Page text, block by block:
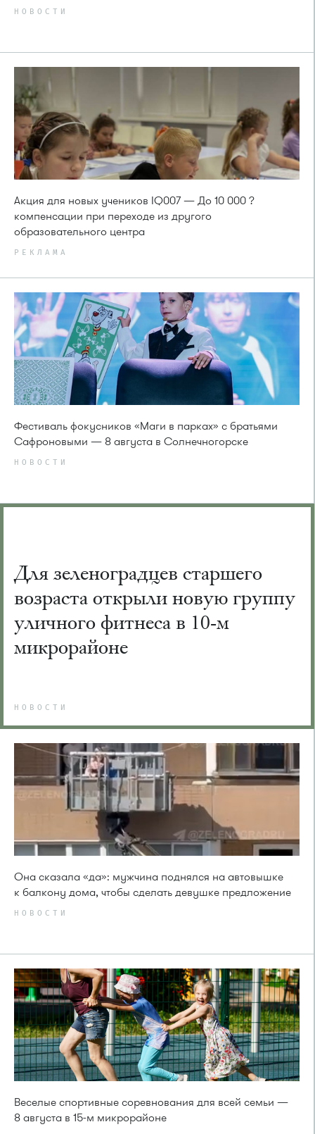
НОВОСТИ
Акция для новых учеников IQ007 — До 10 000 ?
компенсации при переходе из другого
образовательного центра
РЕКЛАМА
Фестиваль фокусников «Маги в парках» с братьями
Сафроновыми — 8 августа в Солнечногорске
НОВОСТИ
Для зеленоградцев старшего
возраста открыли новую группу
уличного фитнеса в 10-м
микрорайоне
НОВОСТИ
Она сказала «да»: мужчина поднялся на автовышке
к балкону дома, чтобы сделать девушке предложение
НОВОСТИ
Веселые спортивные соревнования для всей семьи —
8 августа в 15-м микрорайоне